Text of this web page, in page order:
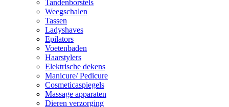
Tandenborstels
Weegschalen
Tassen
Ladyshaves
Epilators
Voetenbaden
Haarstylers
Elektrische dekens
Manicure/ Pedicure
Cosmeticaspiegels
Massage apparaten
Dieren verzorging